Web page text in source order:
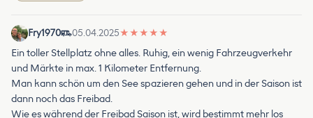
Fry1970 05.04.2025★ ★ ★ ★ ★
Ein toller Stellplatz ohne alles. Ruhig, ein wenig Fahrzeugverkehr
und Märkte in max. 1 Kilometer Entfernung.
Man kann schön um den See spazieren gehen und in der Saison ist
dann noch das Freibad.
Wie es während der Freibad Saison ist, wird bestimmt mehr los